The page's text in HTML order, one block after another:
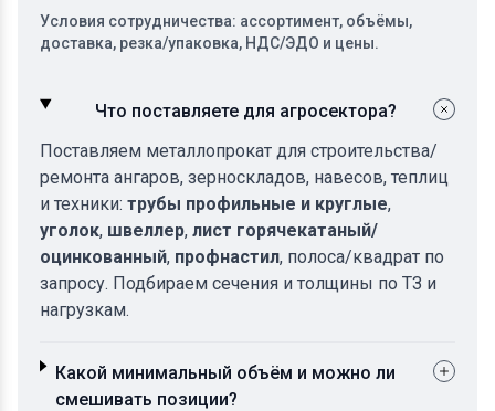
Условия сотрудничества: ассортимент, объёмы,
доставка, резка/упаковка, НДС/ЭДО и цены.
Что поставляете для агросектора?
Поставляем металлопрокат для строительства/
ремонта ангаров, зерноскладов, навесов, теплиц
и техники: трубы профильные и круглые,
уголок, швеллер, лист горячекатаный/
оцинкованный, профнастил, полоса/квадрат по
запросу. Подбираем сечения и толщины по ТЗ и
нагрузкам.
Какой минимальный объём и можно ли
смешивать позиции?